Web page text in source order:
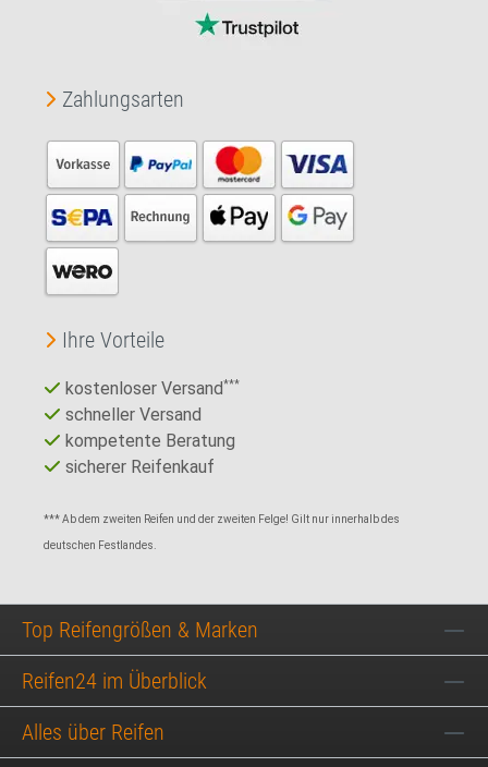
Zahlungsarten
Ihre Vorteile
kostenloser Versand***
schneller Versand
kompetente Beratung
sicherer Reifenkauf
*** Ab dem zweiten Reifen und der zweiten Felge! Gilt nur innerhalb des
deutschen Festlandes.
Top Reifengrößen & Marken
Reifen24 im Überblick
Alles über Reifen